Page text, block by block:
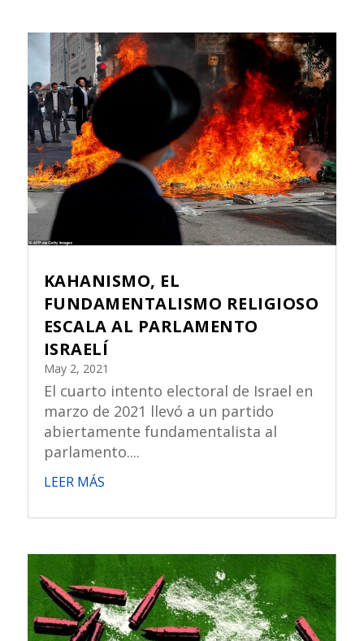
KAHANISMO, EL
FUNDAMENTALISMO RELIGIOSO
ESCALA AL PARLAMENTO
ISRAELÍ
May 2, 2021
El cuarto intento electoral de Israel en
marzo de 2021 llevó a un partido
abiertamente fundamentalista al
parlamento....
LEER MÁS